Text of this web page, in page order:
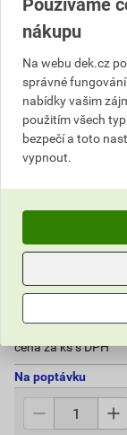
2 276,01 Kč celkem
Přepad pojistný
TOPWET TWPP
2 145,33Kč
cena za ks s DPH
Na poptávku
Používáme
nákupu
Na webu dek.cz
správné
nabídky vašim
použitím všech
bezpečí a toto
vypnout.